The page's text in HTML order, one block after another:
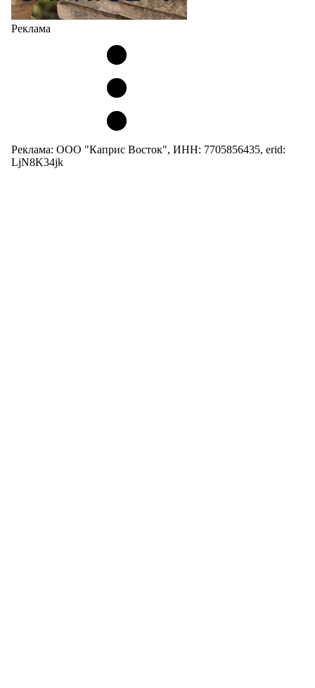
Реклама
Реклама: ООО "Каприс Восток", ИНН: 7705856435, erid:
LjN8K34jk